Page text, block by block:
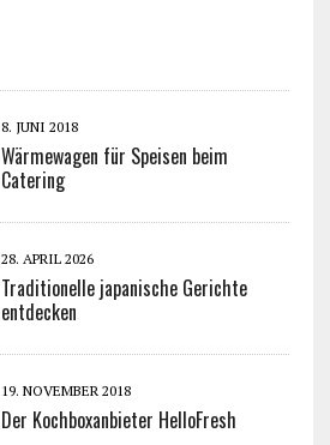
8. JUNI 2018
Wärmewagen für Speisen beim
Catering
28. APRIL 2026
Traditionelle japanische Gerichte
entdecken
19. NOVEMBER 2018
Der Kochboxanbieter HelloFresh